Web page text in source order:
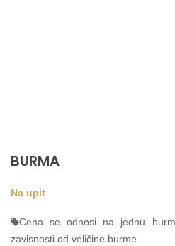
BURMA
Na upit
Cena se odnosi na jednu
zavisnosti od veličine burme.